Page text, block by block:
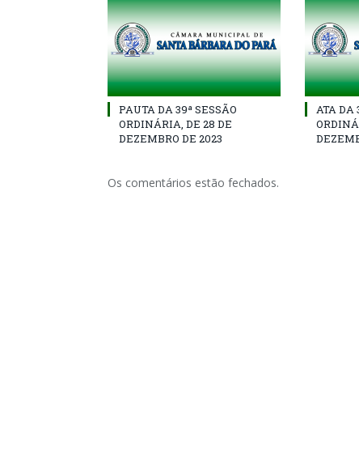
PAUTA DA 39ª SESSÃO
ORDINÁRIA, DE 28 DE
DEZEMBRO DE 2023
ATA DA
Os comentários estão fechados.